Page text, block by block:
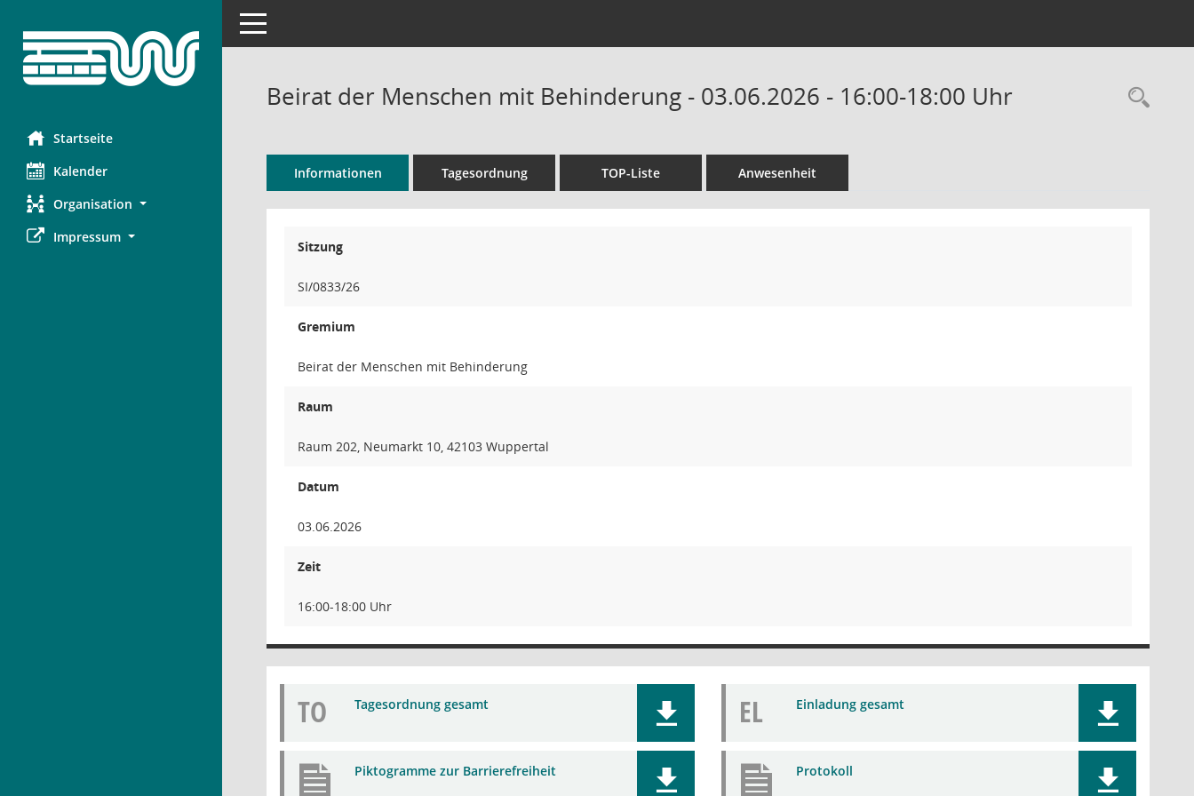
Startseite
Kalender
Organisation
Impressum
Toggle navigation
Beirat der Menschen mit Behinderung - 03.06.2026 - 16:00-18:00 Uhr
Informationen Tagesordnung TOP-Liste Anwesenheit
Sitzung
SI/0833/26
Gremium
Beirat der Menschen mit Behinderung
Raum
Raum 202, Neumarkt 10, 42103 Wuppertal
Datum
03.06.2026
Zeit
16:00-18:00 Uhr
TO Tagesordnung gesamt EL Einladung gesamt
Piktogramme zur Barrierefreiheit Protokoll